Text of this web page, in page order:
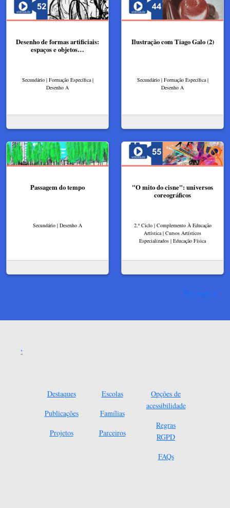
Desenho de formas artificiais:
espaços e objetos…
Secundário | Formação Específica |
Desenho A
Ilustração com Tiago Galo (2)
Secundário | Formação Específica |
Desenho A
Passagem do tempo
Secundário | Desenho A
"O mito do cisne": universos
coreográficos
2.º Ciclo | Complemento À Educação
Artística | Cursos Artísticos
Especializados | Educação Física
Ver mais
Destaques
Publicações
Projetos
Escolas
Famílias
Parceiros
Opções de
acessibilidade
Regras
RGPD
FAQs